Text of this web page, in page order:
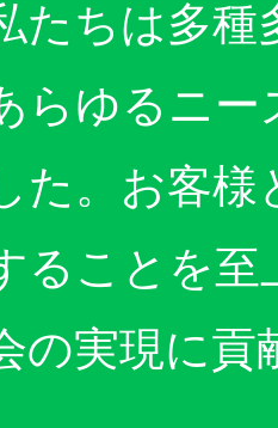
たちは多種
らゆるニー
た。お客
ることを至
の実現に貢